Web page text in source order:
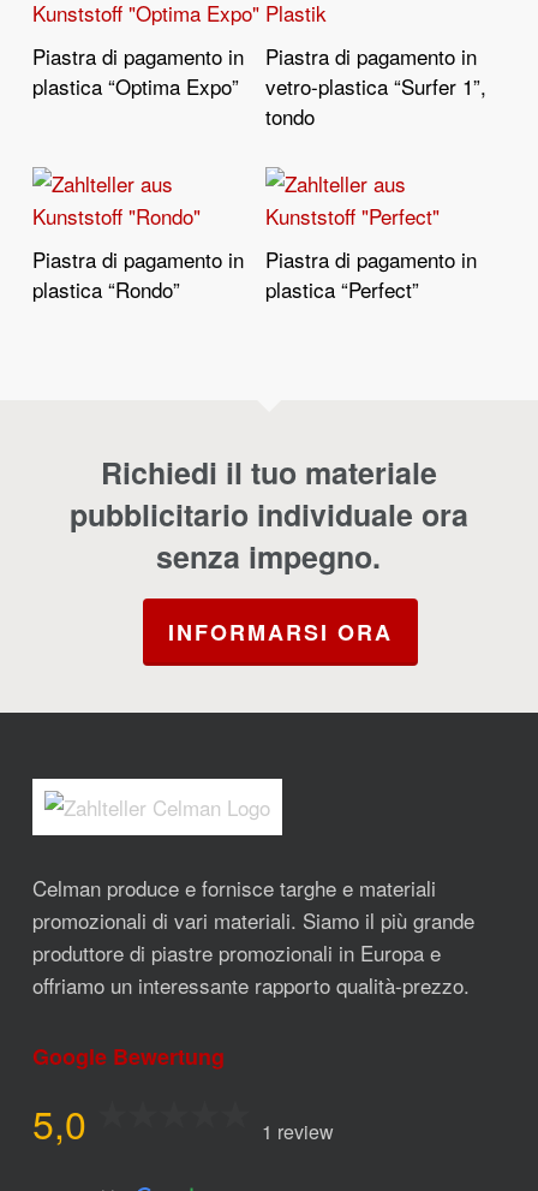
Leggi Tutto
Piastra di pagamento in
plastica “Optima Expo”
Leggi Tutto
Piastra di pagamento in
vetro-plastica “Surfer 1”,
tondo
Leggi Tutto
Piastra di pagamento in
plastica “Rondo”
Leggi Tutto
Piastra di pagamento in
plastica “Perfect”
Richiedi il tuo materiale
pubblicitario individuale ora
senza impegno.
INFORMARSI ORA
Celman produce e fornisce targhe e materiali
promozionali di vari materiali. Siamo il più grande
produttore di piastre promozionali in Europa e
offriamo un interessante rapporto qualità-prezzo.
Google Bewertung
5,0 1 review